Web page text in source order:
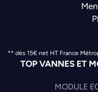
** dès 15€ net HT France
TOP VANNES ET
MODULE